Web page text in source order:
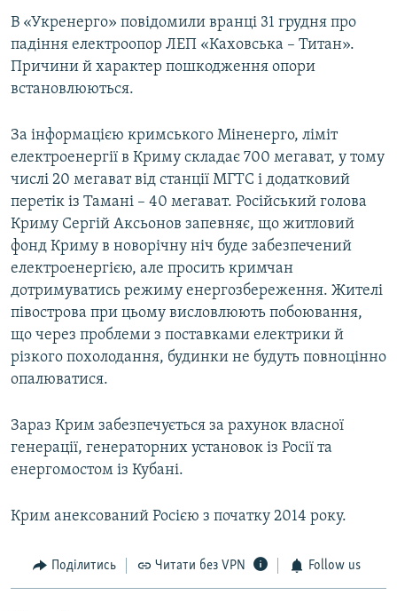
В «Укренерго» повідомили вранці 31 грудня про
падіння електроопор ЛЕП «Каховська – Титан».
Причини й характер пошкодження опори
встановлюються.
За інформацією кримського Міненерго, ліміт
електроенергії в Криму складає 700 мегават, у тому
числі 20 мегават від станції МГТС і додатковий
перетік із Тамані – 40 мегават. Російський голова
Криму Сергій Аксьонов запевняє, що житловий
фонд Криму в новорічну ніч буде забезпечений
електроенергією, але просить кримчан
дотримуватись режиму енергозбереження. Жителі
півострова при цьому висловлюють побоювання,
що через проблеми з поставками електрики й
різкого похолодання, будинки не будуть повноцінно
опалюватися.
Зараз Крим забезпечується за рахунок власної
генерації, генераторних установок із Росії та
енергомостом із Кубані.
Крим анексований Росією з початку 2014 року.
Поділитись Читати без VPN Follow us